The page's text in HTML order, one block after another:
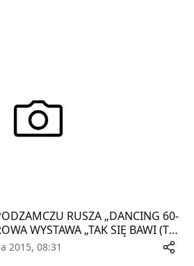
RUSZA „DANCING 60-
WYSTAWA „TAK SIĘ BAWI (TAK
2015, 08:31